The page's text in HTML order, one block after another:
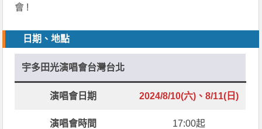
會 !
日期、地點
宇多田光演唱會台灣台北
演唱會日期 2024/8/10(六)、8/11(日)
演唱會時間 17:00起